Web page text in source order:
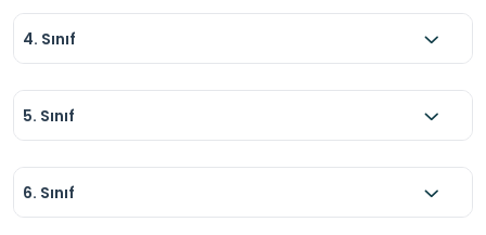
4. Sınıf
5. Sınıf
6. Sınıf